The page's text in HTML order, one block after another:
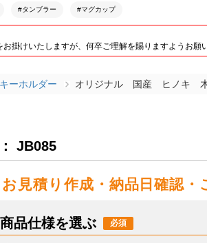
#タンブラー #マグカップ
掛けいたしますが、何卒ご理解を賜りますようお願
ーホルダー オリジナル 国産 ヒノキ
JB085
お見積り作成・納品日確認・
商品仕様を選ぶ